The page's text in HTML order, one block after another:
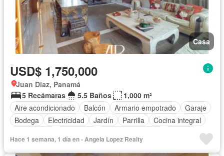
Casa
USD$ 1,750,000
Juan Diaz, Panamá
5 Recámaras
5.5 Baños
1,000 m²
Aire acondicionado
Balcón Armario empotrado
Garaje
Bodega
Electricidad Jardín Parrilla
Cocina integral
Agua
Patio
Hace 1 semana, 1 día en - Angela Lopez Realty